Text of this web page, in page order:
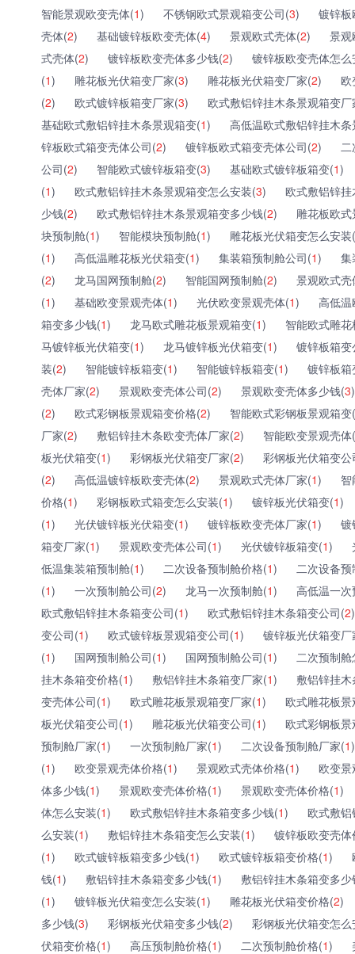
智能景观欧变壳体(1) 不锈钢欧式景观箱变公司(3)
镀锌
壳体(2) 基础镀锌板欧变壳体(4) 景观欧式壳体(2)
景观
式壳体(2) 镀锌板欧变壳体多少钱(2)
镀锌板欧变壳体怎
(1) 雕花板光伏箱变厂家(3) 雕花板光伏箱变厂家(2)
欧
(2) 欧式镀锌板箱变厂家(3)
欧式敷铝锌挂木条景观箱变厂
基础欧式敷铝锌挂木条景观箱变(1)
高低温欧式敷铝锌挂木
锌板欧式箱变壳体公司(2) 镀锌板欧式箱变壳体公司(2)
公司(2) 智能欧式镀锌板箱变(3) 基础欧式镀锌板箱变(1)
(1) 欧式敷铝锌挂木条景观箱变怎么安装(3)
欧式敷铝锌
少钱(2) 欧式敷铝锌挂木条景观箱变多少钱(2)
雕花板欧
块预制舱(1) 智能模块预制舱(1)
雕花板光伏箱变怎么安装(
(1) 高低温雕花板光伏箱变(1) 集装箱预制舱公司(1)
集
(2) 龙马国网预制舱(2) 智能国网预制舱(2)
景观欧式
(1) 基础欧变景观壳体(1) 光伏欧变景观壳体(1)
高低
箱变多少钱(1) 龙马欧式雕花板景观箱变(1)
智能欧式雕
马镀锌板光伏箱变(1) 龙马镀锌板光伏箱变(1)
镀锌板箱
装(2) 智能镀锌板箱变(1) 智能镀锌板箱变(1)
镀锌板
壳体厂家(2) 景观欧变壳体公司(2) 景观欧变壳体多少钱(3)
(2) 欧式彩钢板景观箱变价格(2)
智能欧式彩钢板景观箱变(
厂家(2) 敷铝锌挂木条欧变壳体厂家(2)
智能欧变景观壳体(
板光伏箱变(1) 彩钢板光伏箱变厂家(2)
彩钢板光伏箱变公
(2) 高低温镀锌板欧变壳体(2) 景观欧式壳体厂家(1)
价格(1) 彩钢板欧式箱变怎么安装(1) 镀锌板光伏箱变(1)
(1) 光伏镀锌板光伏箱变(1) 镀锌板欧变壳体厂家(1)
镀
箱变厂家(1) 景观欧变壳体公司(1) 光伏镀锌板箱变(1)
低温集装箱预制舱(1) 二次设备预制舱价格(1)
二次设备
(1) 一次预制舱公司(2) 龙马一次预制舱(1)
高低温一
欧式敷铝锌挂木条箱变公司(1) 欧式敷铝锌挂木条箱变公司(2)
变公司(1) 欧式镀锌板景观箱变公司(1)
镀锌板光伏箱变厂
(1) 国网预制舱公司(1) 国网预制舱公司(1)
二次预制
挂木条箱变价格(1) 敷铝锌挂木条箱变厂家(1)
敷铝锌挂
变壳体公司(1) 欧式雕花板景观箱变厂家(1)
欧式雕花板
板光伏箱变公司(1) 雕花板光伏箱变公司(1)
欧式彩钢板
预制舱厂家(1) 一次预制舱厂家(1) 二次设备预制舱厂家(1)
(1) 欧变景观壳体价格(1) 景观欧式壳体价格(1)
欧变
体多少钱(1) 景观欧变壳体价格(1) 景观欧变壳体价格(1)
体怎么安装(1) 欧式敷铝锌挂木条箱变多少钱(1)
欧式敷
么安装(1) 敷铝锌挂木条箱变怎么安装(1)
镀锌板欧变壳
(1) 欧式镀锌板箱变多少钱(1) 欧式镀锌板箱变价格(1)
钱(1) 敷铝锌挂木条箱变多少钱(1)
敷铝锌挂木条箱变多少
(1) 镀锌板光伏箱变怎么安装(1) 雕花板光伏箱变价格(2)
多少钱(3) 彩钢板光伏箱变多少钱(2)
彩钢板光伏箱变怎
伏箱变价格(1) 高压预制舱价格(1) 二次预制舱价格(1)